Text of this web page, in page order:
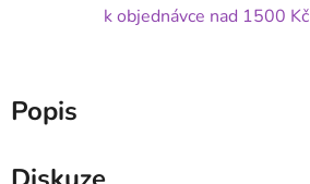
k objednávce nad 1500 Kč
Popis